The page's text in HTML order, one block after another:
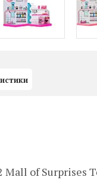
Mall of Surprises